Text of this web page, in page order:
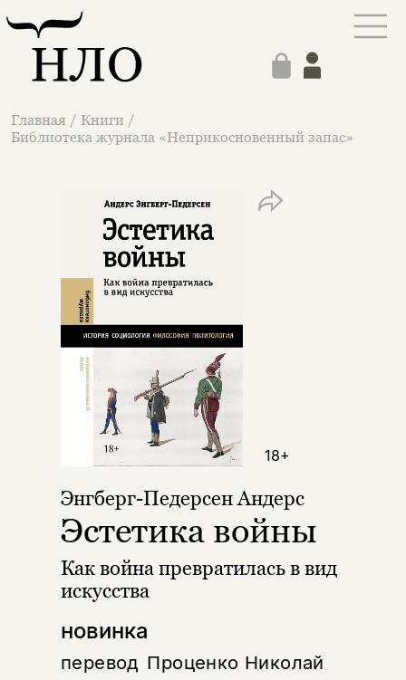
Главная / Книги /
Библиотека журнала «Неприкосновенный запас»
новинка
перевод Проценко Николай
Энгберг-Педерсен Андерс
Эстетика войны
Как война превратилась в вид
искусства
18+